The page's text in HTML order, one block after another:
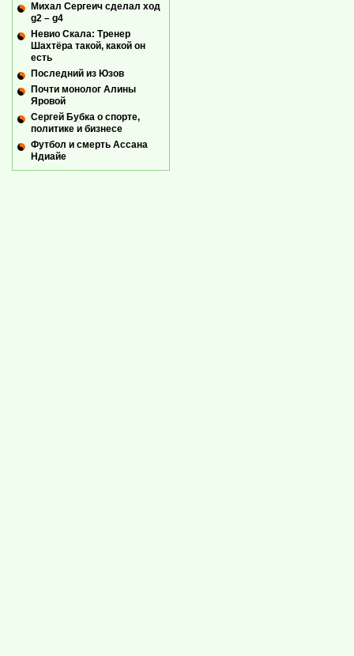
Михал Сергеич сделал ход
g2 – g4
Невио Скала: Тренер
Шахтёра такой, какой он
есть
Последний из Юзов
Почти монолог Алины
Яровой
Сергей Бубка о спорте,
политике и бизнесе
Футбол и смерть Ассана
Ндиайе